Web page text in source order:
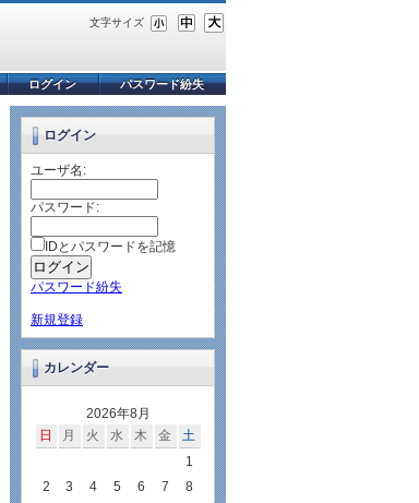
文字サイズ
パスワード紛失
ログイン
ログイン
ユーザ名:
パスワード:
IDとパスワードを記憶
パスワード紛失
新規登録
カレンダー
2026年8月
日
月 火 水 木 金
土
1
2
3 4 5 6 7
8